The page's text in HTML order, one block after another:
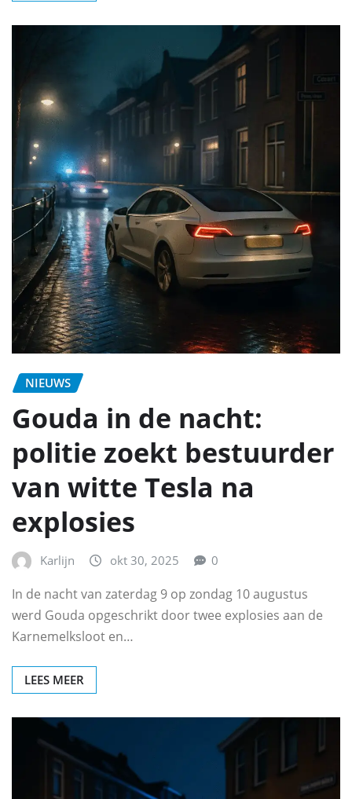
NIEUWS
Gouda in de nacht:
politie zoekt bestuurder
van witte Tesla na
explosies
Karlijn okt 30, 2025 0
In de nacht van zaterdag 9 op zondag 10 augustus
werd Gouda opgeschrikt door twee explosies aan de
Karnemelksloot en…
LEES MEER